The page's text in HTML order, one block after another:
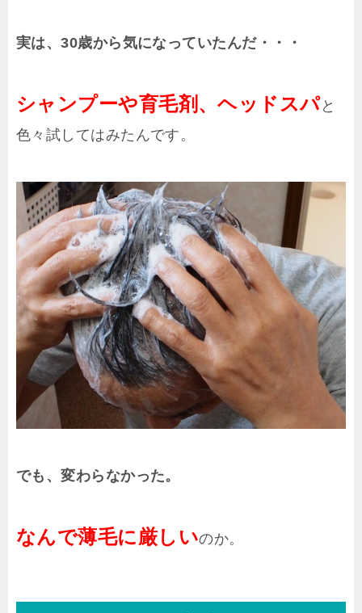
実は、30歳から気になっていたんだ・・・
シャンプーや育毛剤、ヘッドスパと
色々試してはみたんです。
でも、変わらなかった。
なんで薄毛に厳しいのか。